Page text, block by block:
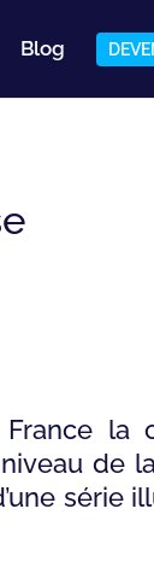
Blog
la
niveau
série